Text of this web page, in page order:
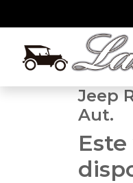
Jeep
Aut.